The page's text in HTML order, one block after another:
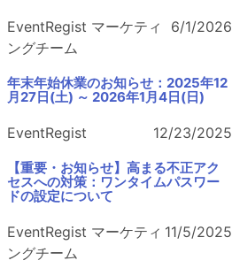
EventRegist マーケティ
ングチーム
6/1/2026
年末年始休業のお知らせ：2025年12
月27日(土) ～ 2026年1月4日(日)
EventRegist 12/23/2025
【重要・お知らせ】高まる不正アク
セスへの対策：ワンタイムパスワー
ドの設定について
EventRegist マーケティ
ングチーム
11/5/2025